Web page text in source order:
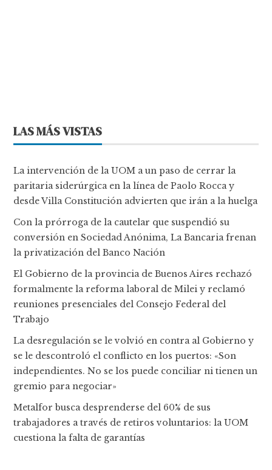
LAS MÁS VISTAS
La intervención de la UOM a un paso de cerrar la
paritaria siderúrgica en la línea de Paolo Rocca y
desde Villa Constitución advierten que irán a la huelga
Con la prórroga de la cautelar que suspendió su
conversión en Sociedad Anónima, La Bancaria frenan
la privatización del Banco Nación
El Gobierno de la provincia de Buenos Aires rechazó
formalmente la reforma laboral de Milei y reclamó
reuniones presenciales del Consejo Federal del
Trabajo
La desregulación se le volvió en contra al Gobierno y
se le descontroló el conflicto en los puertos: «Son
independientes. No se los puede conciliar ni tienen un
gremio para negociar»
Metalfor busca desprenderse del 60% de sus
trabajadores a través de retiros voluntarios: la UOM
cuestiona la falta de garantías